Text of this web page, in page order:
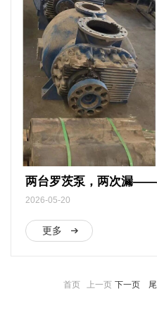
两台罗茨泵，两次漏——
2026-05-20
更多
首页 上一页 下一页